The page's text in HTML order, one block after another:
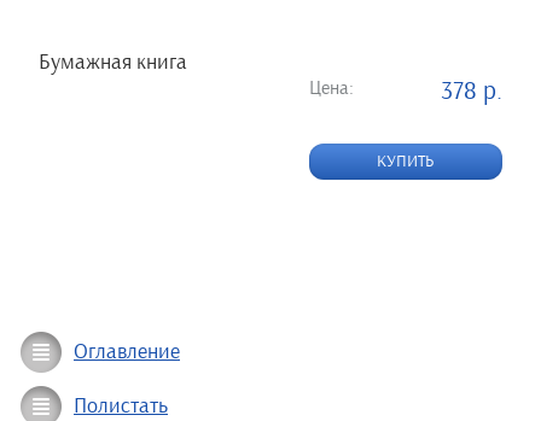
Бумажная книга
Цена: 378 р.
КУПИТЬ
Оглавление
Полистать